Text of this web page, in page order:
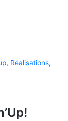
, Réalisations,